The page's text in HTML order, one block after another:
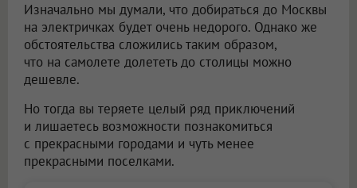
Изначально мы думали, что добираться до Москвы
на электричках будет очень недорого. Однако же
обстоятельства сложились таким образом,
что на самолете долететь до столицы можно
дешевле.
Но тогда вы теряете целый ряд приключений
и лишаетесь возможности познакомиться
с прекрасными городами и чуть менее
прекрасными поселками.